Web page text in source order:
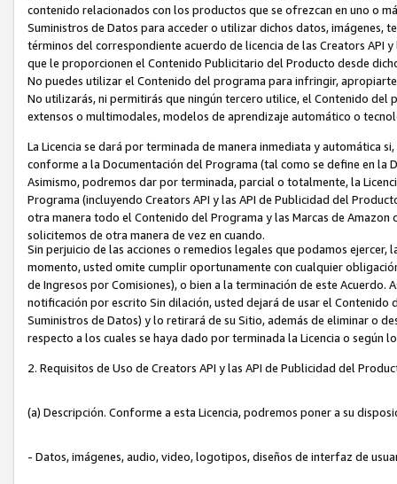
contenido relacionados con los productos que se ofrezcan en uno o
Suministros de Datos para acceder o utilizar dichos datos,
términos del correspondiente acuerdo de licencia de las Creators API
que le proporcionen el Contenido Publicitario del Producto desde
No puedes utilizar el Contenido del programa para infringir,
No utilizarás, ni permitirás que ningún tercero utilice, el Contenido
extensos o multimodales, modelos de aprendizaje automático o
La Licencia se dará por terminada de manera inmediata y automática
conforme a la Documentación del Programa (tal como se define en la
Asimismo, podremos dar por terminada, parcial o totalmente, la
Programa (incluyendo Creators API y las API de Publicidad del
otra manera todo el Contenido del Programa y las Marcas de
solicitemos de otra manera de vez en cuando.
Sin perjuicio de las acciones o remedios legales que podamos
momento, usted omite cumplir oportunamente con cualquier
de Ingresos por Comisiones), o bien a la terminación de este
notificación por escrito Sin dilación, usted dejará de usar el
Suministros de Datos) y lo retirará de su Sitio, además de eliminar o
respecto a los cuales se haya dado por terminada la Licencia o según
2. Requisitos de Uso de Creators API y las API de Publicidad del
(a) Descripción. Conforme a esta Licencia, podremos poner a su
- Datos, imágenes, audio, video, logotipos, diseños de interfaz de